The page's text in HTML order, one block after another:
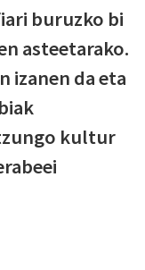
buruzko bi
asteetarako.
izanen da eta
kultur